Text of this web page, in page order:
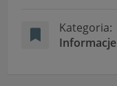
Kategoria:
Informacje